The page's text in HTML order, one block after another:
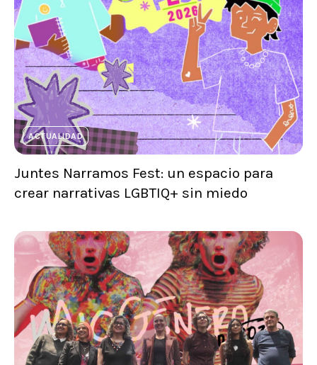
ACTUALIDAD
Juntes Narramos Fest: un espacio para
crear narrativas LGBTIQ+ sin miedo